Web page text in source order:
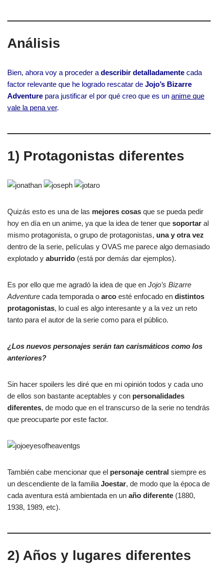
Análisis
Bien, ahora voy a proceder a describir detalladamente cada
factor relevante que he logrado rescatar de Jojo’s Bizarre
Adventure para justificar el por qué creo que es un anime que
vale la pena ver.
1) Protagonistas diferentes
Quizás esto es una de las mejores cosas que se pueda pedir
hoy en día en un anime, ya que la idea de tener que soportar al
mismo protagonista, o grupo de protagonistas, una y otra vez
dentro de la serie, películas y OVAS me parece algo demasiado
explotado y aburrido (está por demás dar ejemplos).
Es por ello que me agradó la idea de que en Jojo’s Bizarre
Adventure cada temporada o arco esté enfocado en distintos
protagonistas, lo cual es algo interesante y a la vez un reto
tanto para el autor de la serie como para el público.
¿Los nuevos personajes serán tan carismáticos como los
anteriores?
Sin hacer spoilers les diré que en mi opinión todos y cada uno
de ellos son bastante aceptables y con personalidades
diferentes, de modo que en el transcurso de la serie no tendrás
que preocuparte por este factor.
También cabe mencionar que el personaje central siempre es
un descendiente de la familia Joestar, de modo que la época de
cada aventura está ambientada en un año diferente (1880,
1938, 1989, etc).
2) Años y lugares diferentes